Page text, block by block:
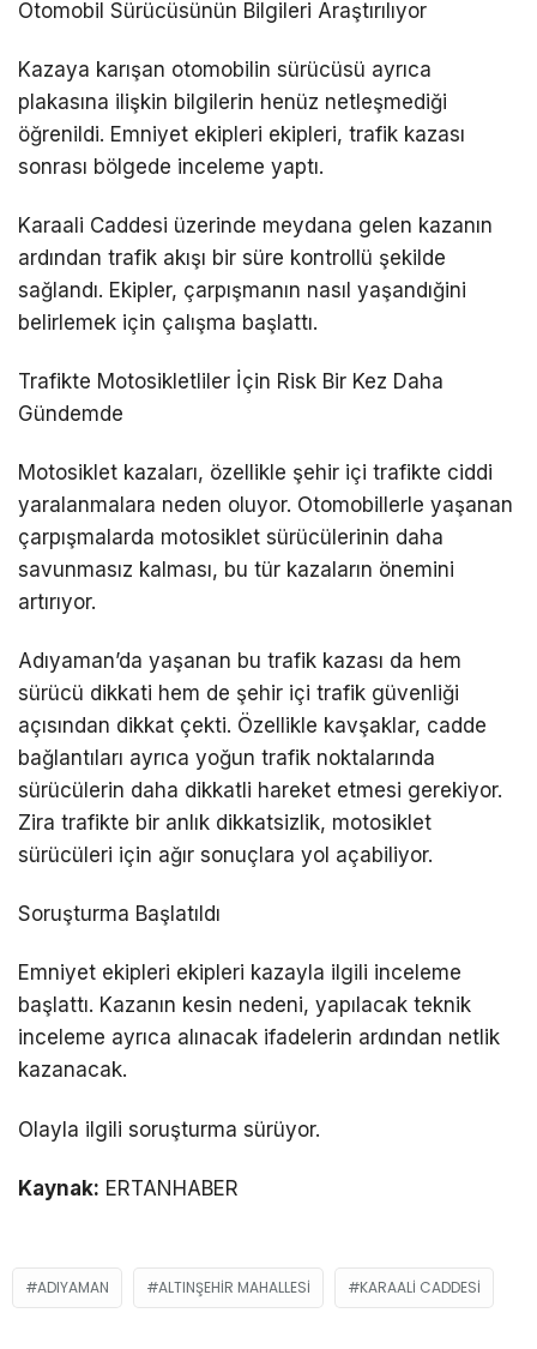
Otomobil Sürücüsünün Bilgileri Araştırılıyor
Kazaya karışan otomobilin sürücüsü ayrıca
plakasına ilişkin bilgilerin henüz netleşmediği
öğrenildi. Emniyet ekipleri ekipleri, trafik kazası
sonrası bölgede inceleme yaptı.
Karaali Caddesi üzerinde meydana gelen kazanın
ardından trafik akışı bir süre kontrollü şekilde
sağlandı. Ekipler, çarpışmanın nasıl yaşandığini
belirlemek için çalışma başlattı.
Trafikte Motosikletliler İçin Risk Bir Kez Daha
Gündemde
Motosiklet kazaları, özellikle şehir içi trafikte ciddi
yaralanmalara neden oluyor. Otomobillerle yaşanan
çarpışmalarda motosiklet sürücülerinin daha
savunmasız kalması, bu tür kazaların önemini
artırıyor.
Adıyaman’da yaşanan bu trafik kazası da hem
sürücü dikkati hem de şehir içi trafik güvenliği
açısından dikkat çekti. Özellikle kavşaklar, cadde
bağlantıları ayrıca yoğun trafik noktalarında
sürücülerin daha dikkatli hareket etmesi gerekiyor.
Zira trafikte bir anlık dikkatsizlik, motosiklet
sürücüleri için ağır sonuçlara yol açabiliyor.
Soruşturma Başlatıldı
Emniyet ekipleri ekipleri kazayla ilgili inceleme
başlattı. Kazanın kesin nedeni, yapılacak teknik
inceleme ayrıca alınacak ifadelerin ardından netlik
kazanacak.
Olayla ilgili soruşturma sürüyor.
Kaynak: ERTANHABER
ADIYAMAN ALTINŞEHIR MAHALLESI KARAALI CADDESI